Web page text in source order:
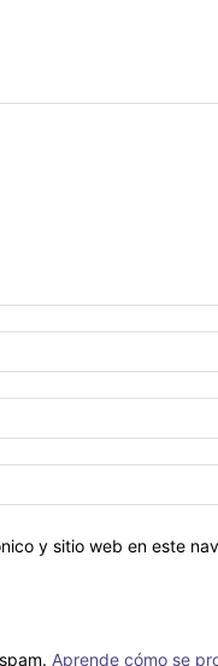
y sitio web en este
Aprende cómo se